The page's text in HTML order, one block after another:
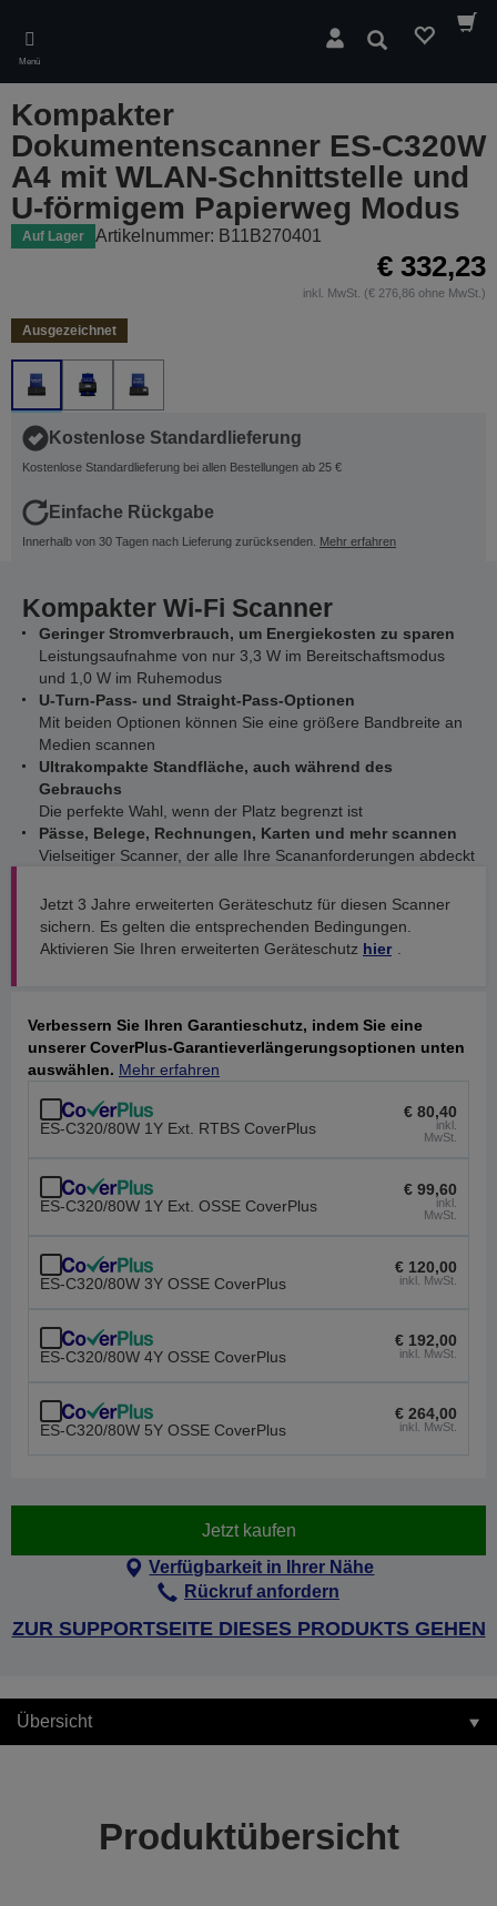
main
content
Menü
Suchen
Kompakter
Dokumentenscanner ES-C320W
A4 mit WLAN-Schnittstelle und
U-förmigem Papierweg Modus
Auf Lager Artikelnummer: B11B270401
€ 332,23
inkl. MwSt. (€ 276,86 ohne MwSt.)
Ausgezeichnet
Kostenlose Standardlieferung
Kostenlose Standardlieferung bei allen Bestellungen ab 25 €
Einfache Rückgabe
Innerhalb von 30 Tagen nach Lieferung zurücksenden. Mehr erfahren
Kompakter Wi-Fi Scanner
Geringer Stromverbrauch, um Energiekosten zu sparen
Leistungsaufnahme von nur 3,3 W im Bereitschaftsmodus
und 1,0 W im Ruhemodus
U-Turn-Pass- und Straight-Pass-Optionen
Mit beiden Optionen können Sie eine größere Bandbreite an
Medien scannen
Ultrakompakte Standfläche, auch während des
Gebrauchs
Die perfekte Wahl, wenn der Platz begrenzt ist
Pässe, Belege, Rechnungen, Karten und mehr scannen
Vielseitiger Scanner, der alle Ihre Scananforderungen abdeckt
Jetzt 3 Jahre erweiterten Geräteschutz für diesen Scanner
sichern. Es gelten die entsprechenden Bedingungen.
Aktivieren Sie Ihren erweiterten Geräteschutz hier
Verbessern Sie Ihren Garantieschutz, indem Sie eine
unserer CoverPlus-Garantieverlängerungsoptionen unten
auswählen. Mehr erfahren
ES-C320/80W 1Y Ext. RTBS CoverPlus
€ 80,40
inkl.
MwSt.
ES-C320/80W 1Y Ext. OSSE CoverPlus
€ 99,60
inkl.
MwSt.
ES-C320/80W 3Y OSSE CoverPlus
€ 120,00
inkl. MwSt.
ES-C320/80W 4Y OSSE CoverPlus
€ 192,00
inkl. MwSt.
ES-C320/80W 5Y OSSE CoverPlus
€ 264,00
inkl. MwSt.
Jetzt kaufen
Verfügbarkeit in Ihrer Nähe
Rückruf anfordern
ZUR SUPPORTSEITE DIESES PRODUKTS GEHEN
Übersicht
Produktübersicht